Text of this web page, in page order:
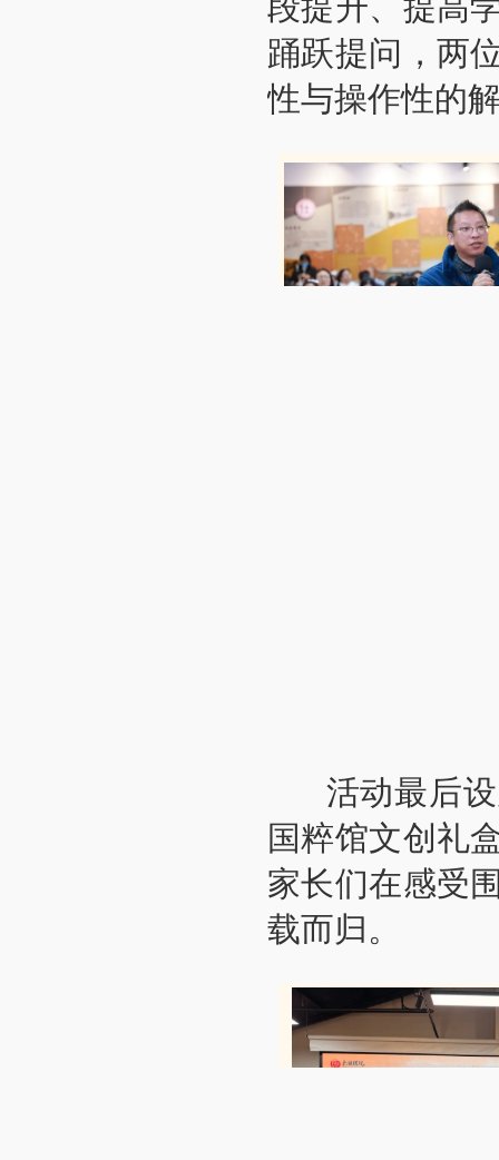
踊跃提问，两
性与操作性的
活动最后设
国粹馆文创礼
家长们在感受
载而归。